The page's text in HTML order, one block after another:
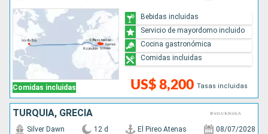
Comidas incluidas US$ 8,200 Tasas incluidas
Bebidas incluidas
Servicio de mayordomo incluido
Cocina gastronómica
Comidas incluidas
TURQUÍA, GRECIA
Silver Dawn 12 d El Pireo Atenas 08/07/2028